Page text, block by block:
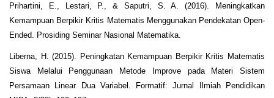
Prihartini, E., Lestari, P., & Saputri, S. A. (2016). Meningkatkan
Kemampuan Berpikir Kritis Matematis Menggunakan Pendekatan Open-
Ended. Prosiding Seminar Nasional Matematika.
Liberna, H. (2015). Peningkatan Kemampuan Berpikir Kritis Matematis
Siswa Melalui Penggunaan Metode Improve pada Materi Sistem
Persamaan Linear Dua Variabel. Formatif: Jurnal Ilmiah Pendidikan